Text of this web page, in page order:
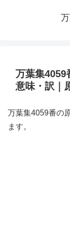
万葉集4059
意味・訳｜
万葉集4059番の
ます。